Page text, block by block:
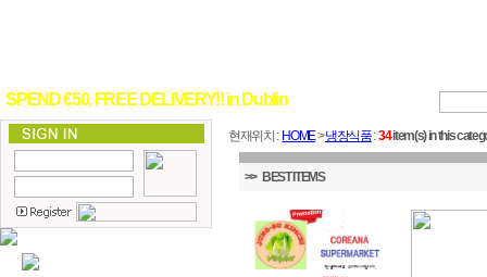
SPEND €50, FREE DELIVERY!! in Dublin
현재위치 : HOME>냉장식품:34item(s) in this
>> BEST ITEMS